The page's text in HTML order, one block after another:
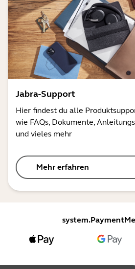
Jabra-Support
Hier findest du alle
wie FAQs, Dokumente,
und vieles mehr
Mehr erfahren